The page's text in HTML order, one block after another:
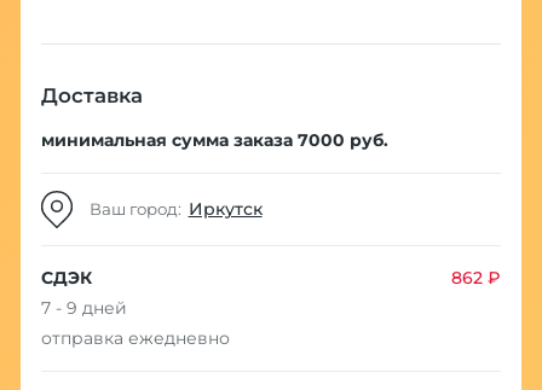
Доставка
минимальная сумма заказа 7000 руб.
Ваш город: Иркутск
СДЭК
862 ₽
7 - 9 дней
отправка ежедневно